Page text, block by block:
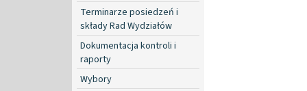
Terminarze posiedzeń i
składy Rad Wydziałów
Dokumentacja kontroli i
raporty
Wybory